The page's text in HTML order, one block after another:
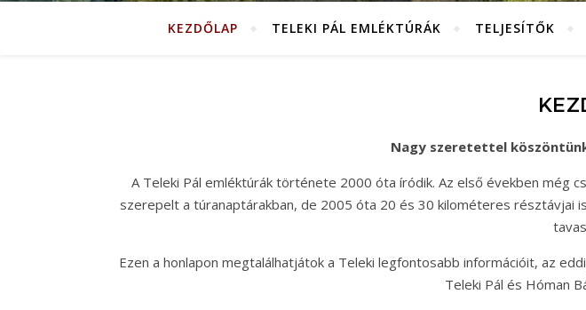
KEZDŐLAP TELEKI PÁL EMLÉKTÚRÁK TELJESÍTŐK
Nagy szeretettel
A Teleki Pál emléktúrák története 2000 óta íródik. Az első években még
szerepelt a túranaptárakban, de 2005 óta 20 és 30 kilométeres résztávjai
Ezen a honlapon megtalálhatjátok a Teleki legfontosabb információit, az
Teleki Pál és Hóman